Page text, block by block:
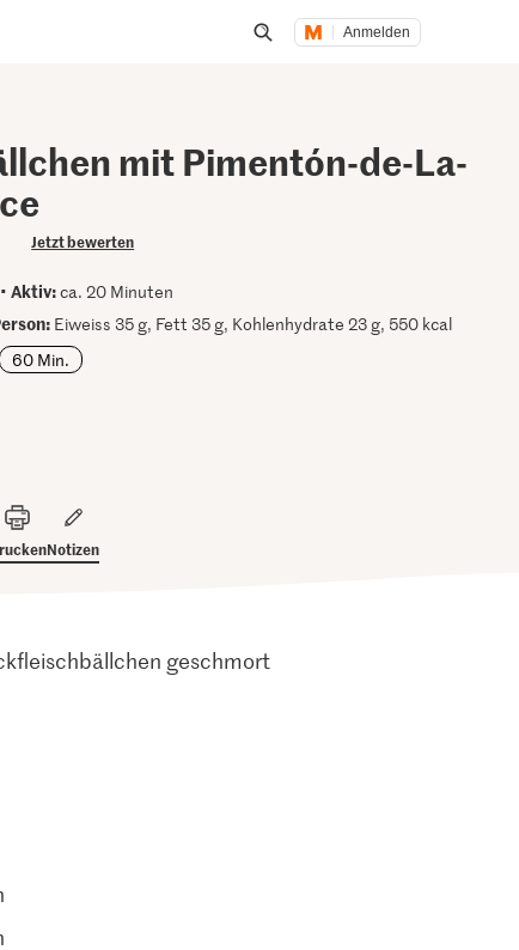
Anmelden
mit Pimentón-de-La-
Jetzt bewerten
Aktiv:ca. 20 Minuten
Eiweiss 35 g, Fett 35 g, Kohlenhydrate 23 g, 550 kcal
60 Min.
Notizen
geschmort